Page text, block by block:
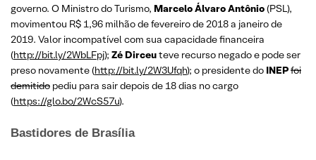
governo. O Ministro do Turismo, Marcelo Álvaro Antônio(PSL),
movimentou R$ 1,96 milhão de fevereiro de 2018 a janeiro de
2019. Valor incompatível com sua capacidade financeira
(http://bit.ly/2WbLFpj); Zé Dirceuteve recurso negado e pode ser
preso novamente (http://bit.ly/2W3Ufqh); o presidente do INEPfoi
demitido pediu para sair depois de 18 dias no cargo
(https://glo.bo/2WcS57u).
Bastidores de Brasília